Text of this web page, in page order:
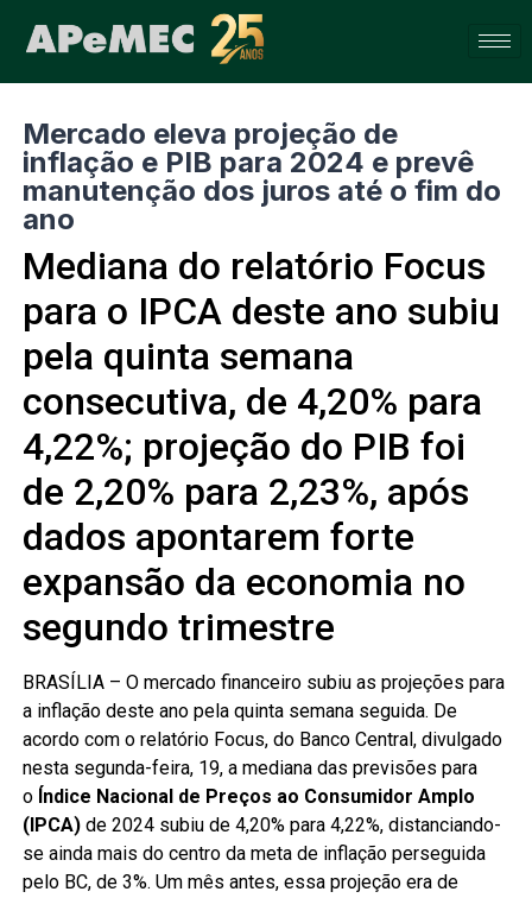
Mercado eleva projeção de
inflação e PIB para 2024 e prevê
manutenção dos juros até o fim do
ano
Mediana do relatório Focus
para o IPCA deste ano subiu
pela quinta semana
consecutiva, de 4,20% para
4,22%; projeção do PIB foi
de 2,20% para 2,23%, após
dados apontarem forte
expansão da economia no
segundo trimestre
BRASÍLIA – O mercado financeiro subiu as projeções para
a inflação deste ano pela quinta semana seguida. De
acordo com o relatório Focus, do Banco Central, divulgado
nesta segunda-feira, 19, a mediana das previsões para
oÍndice Nacional de Preços ao Consumidor Amplo
(IPCA)de 2024 subiu de 4,20% para 4,22%, distanciando-
se ainda mais do centro da meta de inflação perseguida
pelo BC, de 3%. Um mês antes, essa projeção era de